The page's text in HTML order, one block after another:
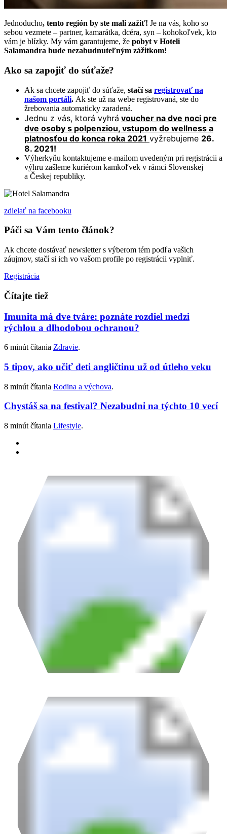
Jednoducho, tento región by ste mali zažiť! Je na vás, koho so
sebou vezmete – partner, kamarátka, dcéra, syn – kohokoľvek, kto
vám je blízky. My vám garantujeme, že pobyt v Hoteli
Salamandra bude nezabudnuteľným zážitkom!
Ako sa zapojiť do súťaže?
Ak sa chcete zapojiť do súťaže, stačí sa registrovať na
našom portáli. Ak ste už na webe registrovaná, ste do
žrebovania automaticky zaradená.
Jednu z vás, ktorá vyhrá voucher na dve noci pre
dve osoby s polpenziou, vstupom do wellness a
platnosťou do konca roka 2021 vyžrebujeme 26.
8. 2021!
Výherkyňu kontaktujeme e-mailom uvedeným pri registrácii a
výhru zašleme kuriérom kamkoľvek v rámci Slovenskej
a Českej republiky.
zdielať na facebooku
Páči sa Vám tento článok?
Ak chcete dostávať newsletter s výberom tém podľa vašich
záujmov, stačí si ich vo vašom profile po registrácii vyplniť.
Registrácia
Čítajte tiež
Imunita má dve tváre: poznáte rozdiel medzi
rýchlou a dlhodobou ochranou?
6 minút čítania Zdravie.
5 tipov, ako učiť deti angličtinu už od útleho veku
8 minút čítania Rodina a výchova.
Chystáš sa na festival? Nezabudni na týchto 10 vecí
8 minút čítania Lifestyle.